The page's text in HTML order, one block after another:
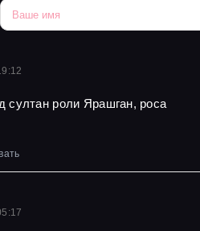
султан роли Ярашган, роса